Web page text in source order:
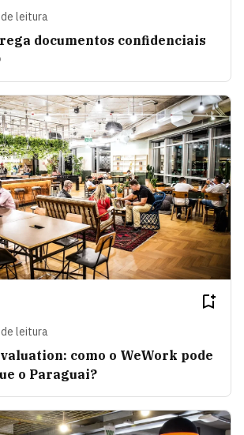
de leitura
documentos confidenciais
de leitura
como o WeWork pode
o Paraguai?